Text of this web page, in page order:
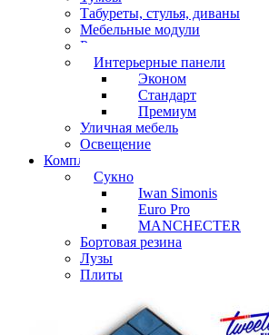
Табуреты, стулья, диваны
Мебельные модули
Рамы под картины
Интерьерные панели
Эконом
Стандарт
Премиум
Уличная мебель
Освещение
Комплектующие
Сукно
Iwan Simonis
Euro Pro
MANCHECTER
Бортовая резина
Лузы
Плиты